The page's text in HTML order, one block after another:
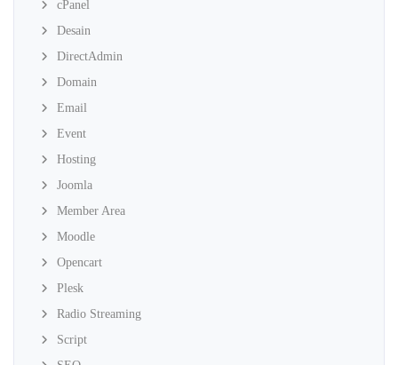
cPanel
Desain
DirectAdmin
Domain
Email
Event
Hosting
Joomla
Member Area
Moodle
Opencart
Plesk
Radio Streaming
Script